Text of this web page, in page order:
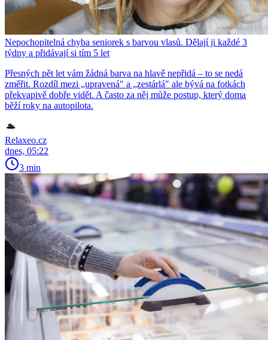
Nepochopitelná chyba seniorek s barvou vlasů. Dělají ji každé 3
týdny a přidávají si tím 5 let
Přesných pět let vám žádná barva na hlavě nepřidá – to se nedá
změřit. Rozdíl mezi „upravená" a „zestárlá" ale bývá na fotkách
překvapivě dobře vidět. A často za něj může postup, který doma
běží roky na autopilota.
Relaxeo.cz
dnes, 05:22
3 min